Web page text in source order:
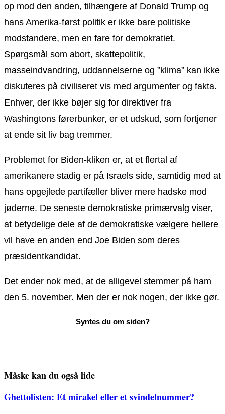
op mod den anden, tilhængere af Donald Trump og
hans Amerika-først politik er ikke bare politiske
modstandere, men en fare for demokratiet.
Spørgsmål som abort, skattepolitik,
masseindvandring, uddannelserne og ”klima” kan ikke
diskuteres på civiliseret vis med argumenter og fakta.
Enhver, der ikke bøjer sig for direktiver fra
Washingtons førerbunker, er et udskud, som fortjener
at ende sit liv bag tremmer.
Problemet for Biden-kliken er, at et flertal af
amerikanere stadig er på Israels side, samtidig med at
hans opgejlede partifæller bliver mere hadske mod
jøderne. De seneste demokratiske primærvalg viser,
at betydelige dele af de demokratiske vælgere hellere
vil have en anden end Joe Biden som deres
præsidentkandidat.
Det ender nok med, at de alligevel stemmer på ham
den 5. november. Men der er nok nogen, der ikke gør.
Måske kan du også lide
Ghettolisten: Et mirakel eller et svindelnummer?